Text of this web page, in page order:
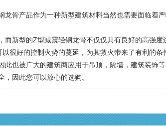
骨产品作为一种新型建筑材料当然也需要面临着
新型的Z型减震轻钢龙骨不仅仅具有良好的高强度
很好的控制火势的蔓延，为其救火带来了有利的条
也被广大的建筑商应用于吊顶，隔墙，建筑装饰等
因此您可以放心的选购。